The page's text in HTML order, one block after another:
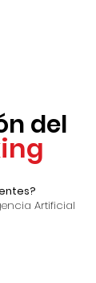
del
Artificial